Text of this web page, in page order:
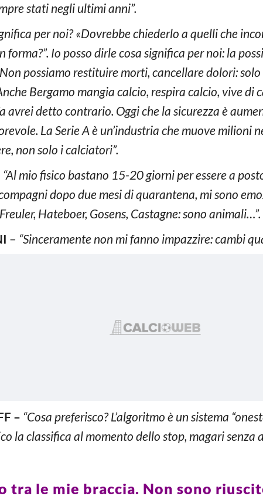
stati negli ultimi anni”.
per noi? «Dovrebbe chiederlo a quelli che
forma?”. Io posso dirle cosa significa per noi: la
possiamo restituire morti, cancellare dolori:
Bergamo mangia calcio, respira calcio, vive di
avrei detto contrario. Oggi che la sicurezza è
La Serie A è un’industria che muove milioni
non solo i calciatori”.
“Al mio fisico bastano 15-20 giorni per essere a
dopo due mesi di quarantena, mi sono
Hateboer, Gosens, Castagne: sono animali…”.
– “Sinceramente non mi fanno impazzire: cambi
– “Cosa preferisco? L’algoritmo è un sistema
la classifica al momento dello stop, magari senza
tra le mie braccia. Non sono